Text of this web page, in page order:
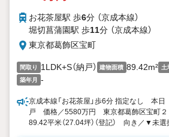
お花茶屋駅 歩6分 （京成本線）
堀切菖蒲園駅 歩11分 （京成本線）
東京都葛飾区宝町
間取り 1LDK+S（納戸） 建物面積 89.42m² 土
築年月 -
京成本線「お花茶屋」歩6分 指定なし 本
戸 価格／5580万円 東京都葛飾区宝町２
89.42平米（27.04坪）（登記） 向き／▼未